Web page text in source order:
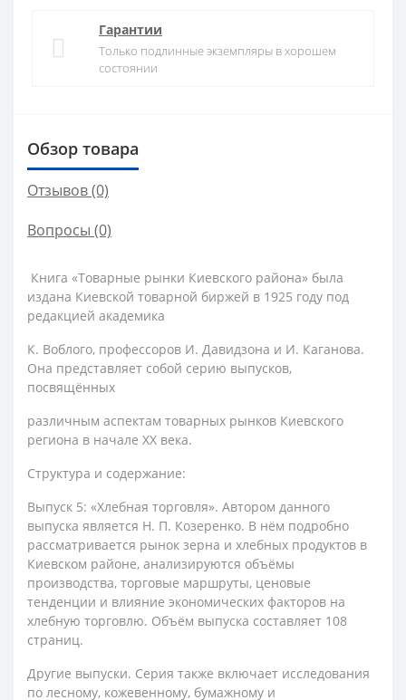
Гарантии
Только подлинные экземпляры в хорошем
состоянии
Обзор товара
Отзывов (0)
Вопросы (0)
Книга «Товарные рынки Киевского района» была
издана Киевской товарной биржей в 1925 году под
редакцией академика
К. Воблого, профессоров И. Давидзона и И. Каганова.
Она представляет собой серию выпусков,
посвящённых
различным аспектам товарных рынков Киевского
региона в начале XX века.
Структура и содержание:
Выпуск 5: «Хлебная торговля». Автором данного
выпуска является Н. П. Козеренко. В нём подробно
рассматривается рынок зерна и хлебных продуктов в
Киевском районе, анализируются объёмы
производства, торговые маршруты, ценовые
тенденции и влияние экономических факторов на
хлебную торговлю. Объём выпуска составляет 108
страниц.
Другие выпуски. Серия также включает исследования
по лесному, кожевенному, бумажному и